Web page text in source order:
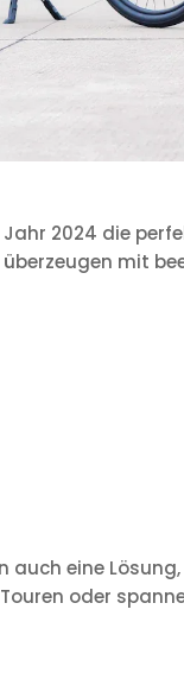
2024 die
mit
eine
oder